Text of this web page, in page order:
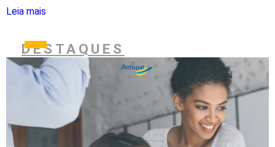
Leia mais
DESTAQUES